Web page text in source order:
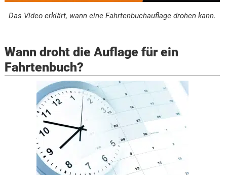
Das Video erklärt, wann eine Fahrtenbuchauflage drohen kann.
Wann droht die Auflage für ein
Fahrtenbuch?